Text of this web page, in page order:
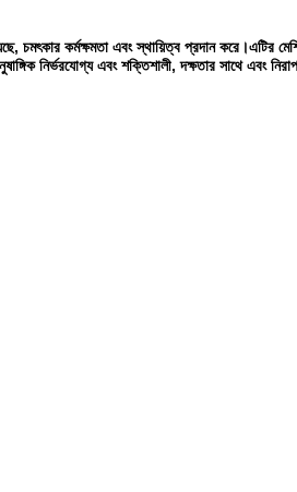
চমৎকার কর্মক্ষমতা এবং স্থায়িত্ব প্রদান করে।এটির
এবং শক্তিশালী, দক্ষতার সাথে এবং